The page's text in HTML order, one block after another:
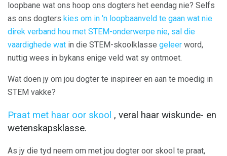
loopbane wat ons hoop ons dogters het eendag nie? Selfs
as ons dogters kies om in 'n loopbaanveld te gaan wat nie
direk verband hou met STEM-onderwerpe nie, sal die
vaardighede wat in die STEM-skoolklasse geleer word,
nuttig wees in bykans enige veld wat sy ontmoet.
Wat doen jy om jou dogter te inspireer en aan te moedig in
STEM vakke?
Praat met haar oor skool , veral haar wiskunde- en
wetenskapsklasse.
As jy die tyd neem om met jou dogter oor skool te praat,